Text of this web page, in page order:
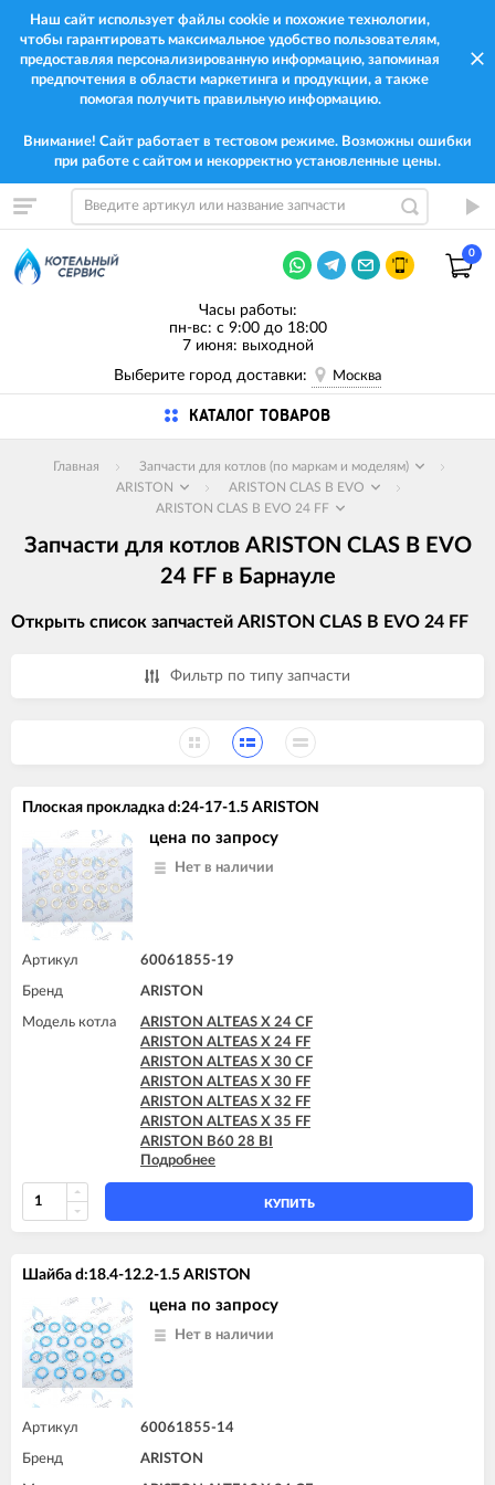
Наш сайт использует файлы cookie и похожие технологии,
чтобы гарантировать максимальное удобство пользователям,
предоставляя персонализированную информацию, запоминая
предпочтения в области маркетинга и продукции, а также
помогая получить правильную информацию.
Внимание! Сайт работает в тестовом режиме. Возможны ошибки
при работе с сайтом и некорректно установленные цены.
0
Часы работы:
пн-вс: с 9:00 до 18:00
7 июня: выходной
Выберите город доставки:
Москва
КАТАЛОГ ТОВАРОВ
Главная
Запчасти для котлов (по маркам и моделям)
ARISTON
ARISTON CLAS B EVO
ARISTON CLAS B EVO 24 FF
Запчасти для котлов ARISTON CLAS B EVO
24 FF в Барнауле
Открыть список запчастей ARISTON CLAS B EVO 24 FF
Фильтр по типу запчасти
Плоская прокладка d:24-17-1.5 ARISTON
цена по запросу
Нет в наличии
Артикул 60061855-19
Бренд ARISTON
Модель котла
ARISTON ALTEAS X 24 CF
ARISTON ALTEAS X 24 FF
ARISTON ALTEAS X 30 CF
ARISTON ALTEAS X 30 FF
ARISTON ALTEAS X 32 FF
ARISTON ALTEAS X 35 FF
ARISTON B60 28 BI
ARISTON B60 30 BFFI
ARISTON BS II 15 FF
ARISTON BS II 24 CF
ARISTON BS II 24 CF-EU
ARISTON CARES X 15 FF
ARISTON CARES X 18 FF
ARISTON CARES X 24 FF
ARISTON CLAS B 24 FF
ARISTON CLAS B 30 FF
ARISTON CLAS B EVO 24 FF
Подробнее
КУПИТЬ
Шайба d:18.4-12.2-1.5 ARISTON
цена по запросу
Нет в наличии
Артикул 60061855-14
Бренд ARISTON